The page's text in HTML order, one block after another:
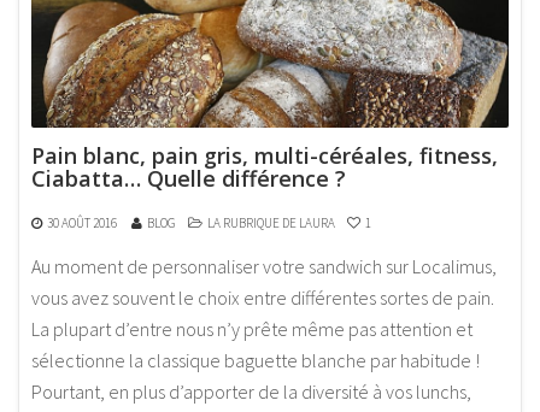
Pain blanc, pain gris, multi-céréales, fitness,
Ciabatta… Quelle différence ?
30 AOÛT 2016 BLOG LA RUBRIQUE DE LAURA 1
Au moment de personnaliser votre sandwich sur Localimus,
vous avez souvent le choix entre différentes sortes de pain.
La plupart d’entre nous n’y prête même pas attention et
sélectionne la classique baguette blanche par habitude !
Pourtant, en plus d’apporter de la diversité à vos lunchs,